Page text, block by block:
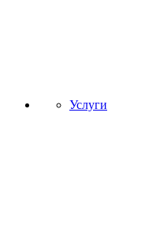
Услуги